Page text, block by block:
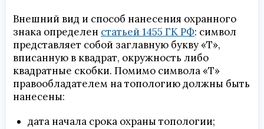
Внешний вид и способ нанесения охранного
знака определен статьей 1455 ГК РФ: символ
представляет собой заглавную букву «Т»,
вписанную в квадрат, окружность либо
квадратные скобки. Помимо символа «Т»
правообладателем на топологию должны быть
нанесены:
дата начала срока охраны топологии;